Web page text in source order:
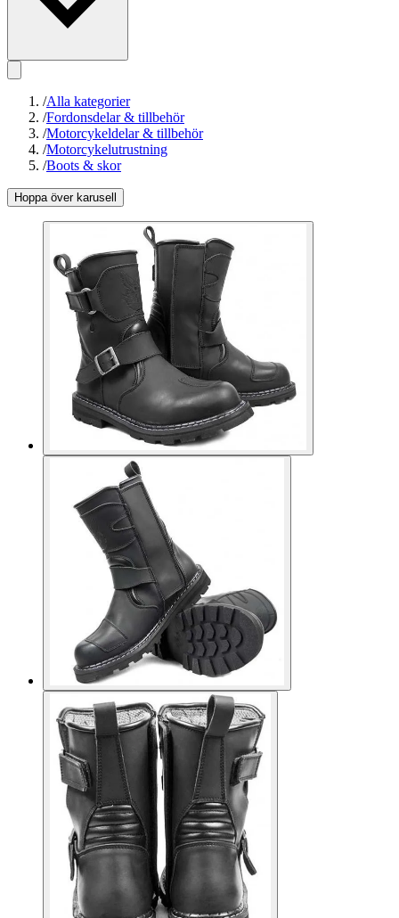
/Alla kategorier
/Fordonsdelar & tillbehör
/Motorcykeldelar & tillbehör
/Motorcykelutrustning
/Boots & skor
Hoppa över karusell